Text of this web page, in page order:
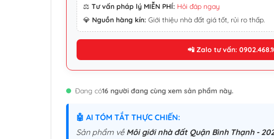
⚖️ Tư vấn pháp lý MIỄN PHÍ: Hỏi đáp ngay
💎 Nguồn hàng kín: Giới thiệu nhà đất giá tốt, rủi ro thấp.
📲 Zalo tư vấn:
Đang có16 người đang cùng xem sản phẩm này.
🤖 AI TÓM TẮT THỰC CHIẾN:
Sản phẩm về Môi giới nhà đất Quận Bình Thạnh -